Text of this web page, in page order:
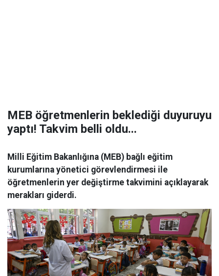
MEB öğretmenlerin beklediği duyuruyu
yaptı! Takvim belli oldu...
Milli Eğitim Bakanlığına (MEB) bağlı eğitim
kurumlarına yönetici görevlendirmesi ile
öğretmenlerin yer değiştirme takvimini açıklayarak
merakları giderdi.